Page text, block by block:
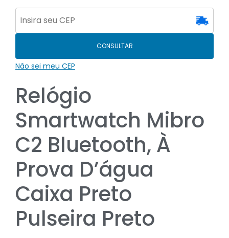
CONSULTAR
Não sei meu CEP
Relógio
Smartwatch Mibro
C2 Bluetooth, À
Prova D’água
Caixa Preto
Pulseira Preto